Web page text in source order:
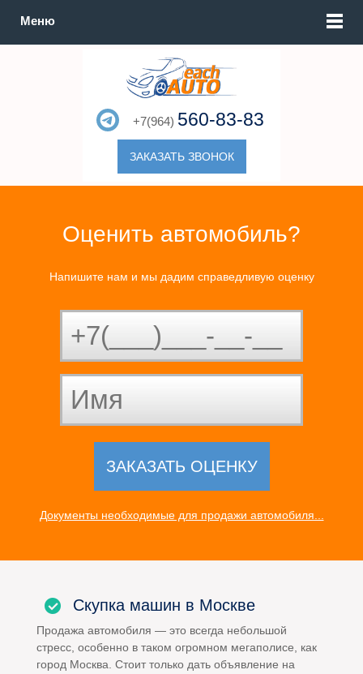
+7(964) 560-83-83
ЗАКАЗАТЬ ЗВОНОК
Меню
Оценить автомобиль?
Напишите нам и мы дадим справедливую оценку
Документы необходимые для продажи автомобиля...
Скупка машин в Москве
Продажа автомобиля — это всегда небольшой
стресс, особенно в таком огромном мегаполисе, как
город Москва. Стоит только дать объявление на